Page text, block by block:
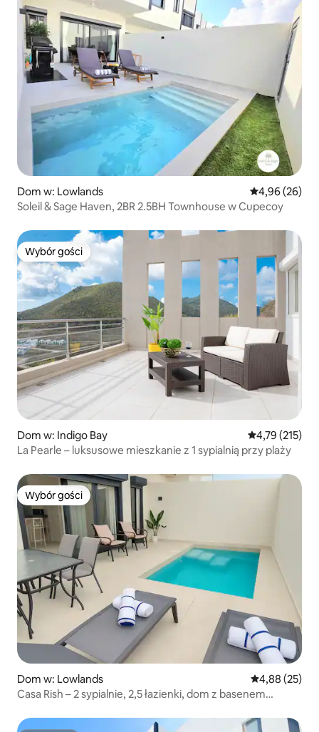
Dom w: Lowlands Średnia
4,96 (26)
Soleil & Sage Haven, 2BR 2.5BH Townhouse w Cupecoy
Wybór gości
Wybór gości
Dom w: Indigo Bay Średnia
4,79 (215)
La Pearle – luksusowe mieszkanie z 1 sypialnią przy plaży
Wybór gości
Wybór gości
Dom w: Lowlands Średnia
4,88 (25)
Casa Rish – 2 sypialnie, 2,5 łazienki, dom z basenem